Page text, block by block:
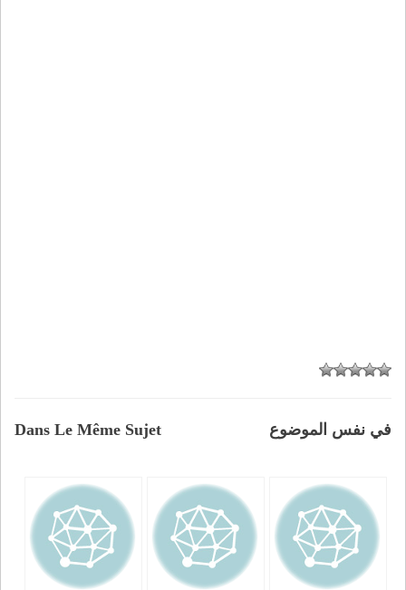
Dans Le Même Sujet في نفس الموضوع